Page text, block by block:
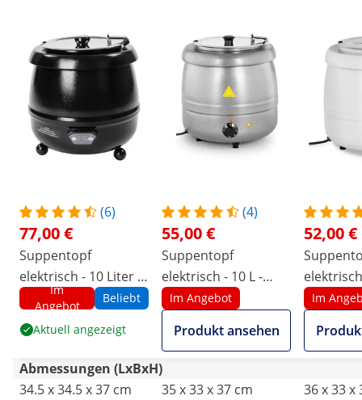
(6)
77,00 €
Suppentopf
elektrisch - 10 Liter -
digitalIm
Angebot
Beliebt
Aktuell angezeigt
(4)
55,00 €
Suppentopf
elektrisch - 10 L -
Stahl - silbern
beschichtet
Im Angebot
Produkt ansehen
52,00 €
Stahl -
Im
Abmessungen (LxBxH)
34.5 x 34.5 x 37 cm
35 x 33 x 37 cm
36 x 33 x